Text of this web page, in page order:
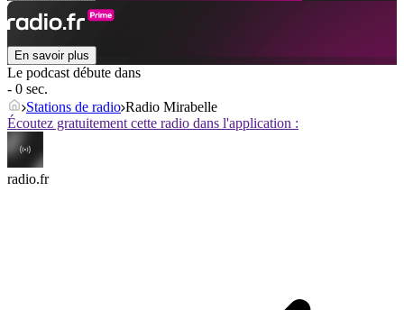
En savoir plus
Le podcast débute dans
- 0 sec.
Stations de radio Radio Mirabelle
Écoutez gratuitement cette radio dans l'application :
radio.fr